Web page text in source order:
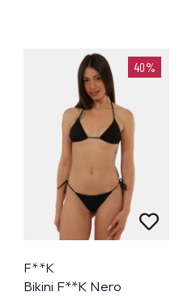
40%
F**K
Bikini F**K Nero